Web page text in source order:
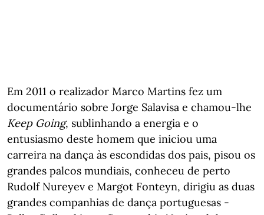
Em 2011 o realizador Marco Martins fez um
documentário sobre Jorge Salavisa e chamou-lhe
Keep Going, sublinhando a energia e o
entusiasmo deste homem que iniciou uma
carreira na dança às escondidas dos pais, pisou os
grandes palcos mundiais, conheceu de perto
Rudolf Nureyev e Margot Fonteyn, dirigiu as duas
grandes companhias de dança portuguesas -